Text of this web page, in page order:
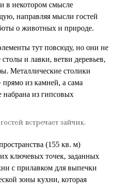
в некотором смысле
направляя мысли гостей
о животных и природе.
тут повсюду, но они не
и лавки, ветви деревьев,
Металлические столики
прямо из камней, а сама
набрана из гипсовых
встречает зайчик.
(155 кв. м)
ключевых точек, заданных
с прилавком для выпечки
зоны кухни, которая